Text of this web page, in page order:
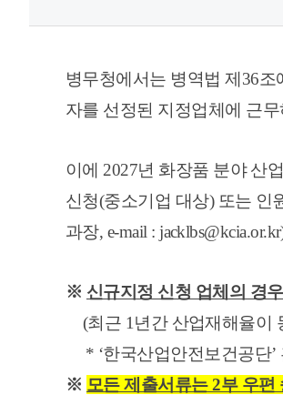
병무청에서는 병역법 제36
자를 선정된 지정업체에 근
이에 2027년 화장품 분야 산
신청(중소기업 대상) 또는 인
과장, e-mail :
※ 신규지정 신청 업체의 경
(최근 1년간 산업재해율이
* ‘한국산업안전보건공단
※ 모든 제출서류는 2부 우